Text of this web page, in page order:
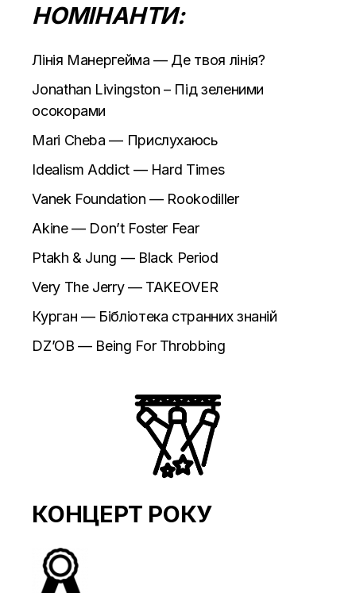
НОМІНАНТИ:
Лінія Манергейма — Де твоя лінія?
Jonathan Livingston – Під зеленими
осокорами
Mari Cheba — Прислухаюсь
Idealism Addict — Hard Times
Vanek Foundation — Rookodiller
Akine — Don’t Foster Fear
Ptakh & Jung — Black Period
Very The Jerry — TAKEOVER
Курган — Бібліотека странних знаній
DZ’OB — Being For Throbbing
КОНЦЕРТ РОКУ